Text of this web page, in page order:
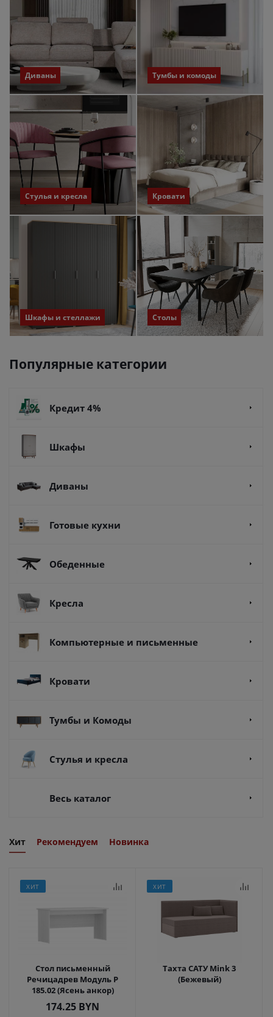
Диваны Тумбы и комоды
Стулья и кресла Кровати
Шкафы и стеллажи Столы
Популярные категории
Кредит 4%
Шкафы
Диваны
Готовые кухни
Обеденные
Кресла
Компьютерные и письменные
Кровати
Тумбы и Комоды
Стулья и кресла
Весь каталог
Хит Рекомендуем Новинка
ХИТ
Стол письменный
Речицадрев Модуль Р
185.02 (Ясень анкор)
174.25 BYN
ХИТ
Тахта САТУ Mink 3
(Бежевый)